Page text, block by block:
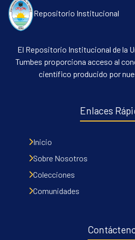
Communities & Collections
Repositorio Institucional
El Repositorio Institucional de la
Tumbes proporciona acceso al
científico producido por
Enlaces
Inicio
Sobre Nosotros
Colecciones
Comunidades